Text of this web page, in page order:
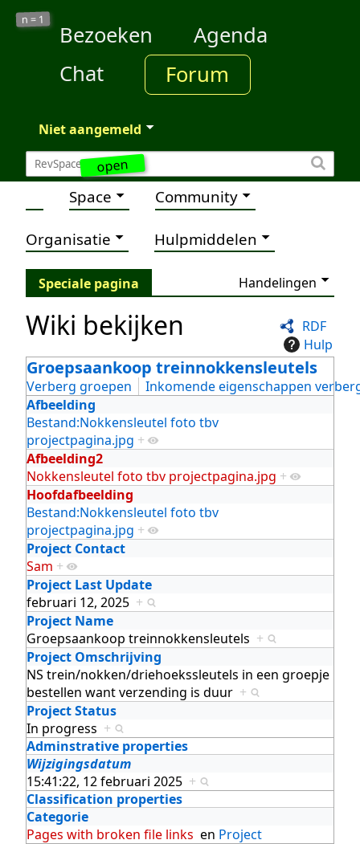
open
n = 1
Bezoeken
Agenda
Chat
Forum
Niet aangemeld
Space Community
Organisatie Hulpmiddelen
Speciale pagina Handelingen
RDF
Hulp
Wiki bekijken
Groepsaankoop treinnokkensleutels
Verberg groepen
Inkomende eigenschappen
Afbeelding
Bestand:Nokkensleutel foto tbv
projectpagina.jpg +
Afbeelding2
Nokkensleutel foto tbv projectpagina.jpg +
Hoofdafbeelding
Bestand:Nokkensleutel foto tbv
projectpagina.jpg +
Project Contact
Sam +
Project Last Update
februari 12, 2025 +
Project Name
Groepsaankoop treinnokkensleutels +
Project Omschrijving
NS trein/nokken/driehoekssleutels in een groepje
bestellen want verzending is duur +
Project Status
In progress +
Adminstrative properties
Wijzigingsdatum
15:41:22, 12 februari 2025 +
Classification properties
Categorie
Pages with broken file links en Project